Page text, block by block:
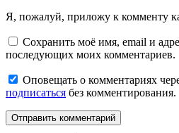
Я, пожалуй, приложу к комменту
Сохранить моё имя, email и
последующих моих комментариев.
Оповещать о комментариях
подписаться без комментирования.